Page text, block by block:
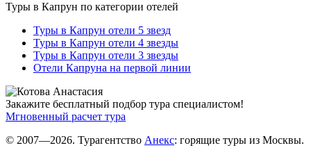
Туры в Капрун по категории отелей
Туры в Капрун отели 5 звезд
Туры в Капрун отели 4 звезды
Туры в Капрун отели 3 звезды
Отели Капруна на первой линии
Закажите бесплатный подбор тура специалистом!
Мгновенный расчет тура
© 2007—2026. Турагентство Анекс: горящие туры из Москвы.